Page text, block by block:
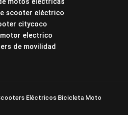
scooter eléctrico
citycoco
electrico
de movilidad
Eléctricos Bicicleta Moto